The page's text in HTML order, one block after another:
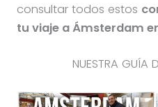
consultar todos estos
tu viaje a Ámsterdam
NUESTRA GUÍA